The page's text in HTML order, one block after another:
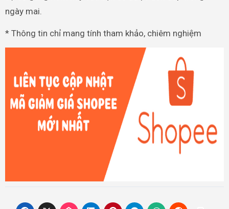
ngày mai.
* Thông tin chỉ mang tính tham khảo, chiêm nghiệm